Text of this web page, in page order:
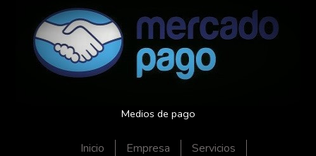
Medios de pago
Inicio Empresa Servicios